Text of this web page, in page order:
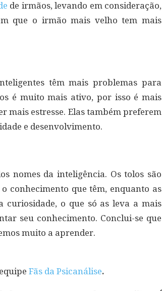
de irmãos, levando em consideração,
que o irmão mais velho tem mais
têm mais problemas para
é muito mais ativo, por isso é mais
mais estresse. Elas também preferem
e desenvolvimento.
nomes da inteligência. Os tolos são
conhecimento que têm, enquanto as
curiosidade, o que só as leva a mais
seu conhecimento. Conclui-se que
muito a aprender.
Fãs da Psicanálise.